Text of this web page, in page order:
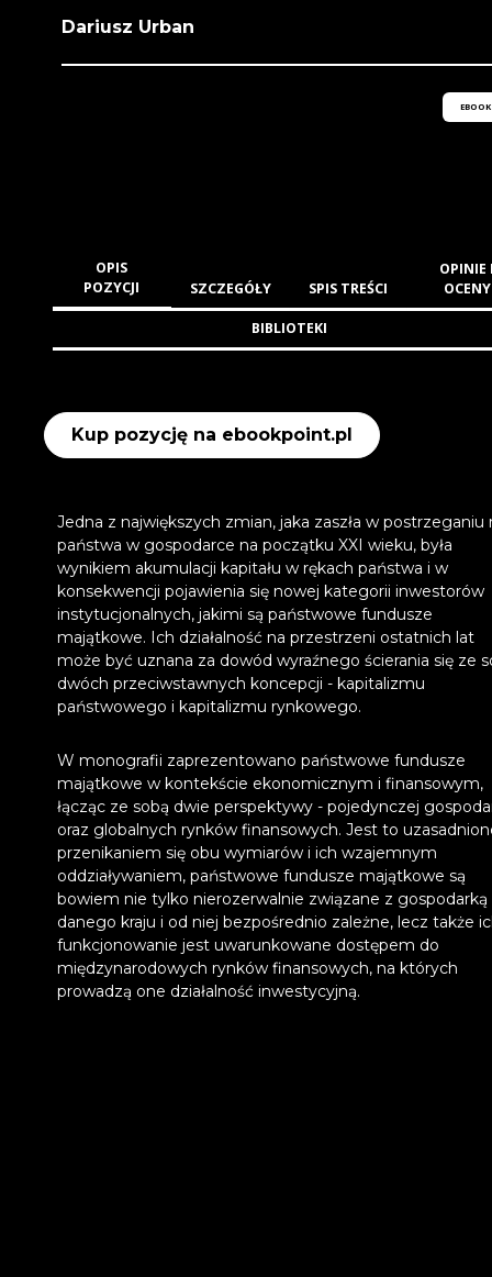
Dariusz Urban
EBOOK
OPIS
POZYCJI
SZCZEGÓŁY SPIS TREŚCI
OPINIE
OCENY
BIBLIOTEKI
Kup pozycję na ebookpoint.pl
Jedna z największych zmian, jaka zaszła w postrzeganiu
państwa w gospodarce na początku XXI wieku, była
wynikiem akumulacji kapitału w rękach państwa i w
konsekwencji pojawienia się nowej kategorii inwestorów
instytucjonalnych, jakimi są państwowe fundusze
majątkowe. Ich działalność na przestrzeni ostatnich lat
może być uznana za dowód wyraźnego ścierania się ze
dwóch przeciwstawnych koncepcji - kapitalizmu
państwowego i kapitalizmu rynkowego.
W monografii zaprezentowano państwowe fundusze
majątkowe w kontekście ekonomicznym i finansowym,
łącząc ze sobą dwie perspektywy - pojedynczej
oraz globalnych rynków finansowych. Jest to
przenikaniem się obu wymiarów i ich wzajemnym
oddziaływaniem, państwowe fundusze majątkowe są
bowiem nie tylko nierozerwalnie związane z gospodarką
danego kraju i od niej bezpośrednio zależne, lecz także
funkcjonowanie jest uwarunkowane dostępem do
międzynarodowych rynków finansowych, na których
prowadzą one działalność inwestycyjną.